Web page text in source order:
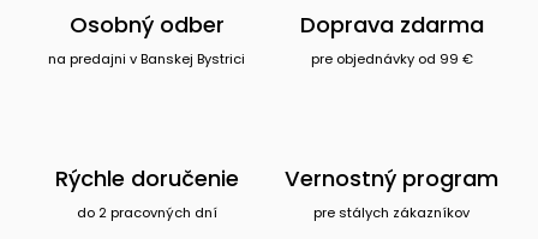
Osobný odber
na predajni v Banskej Bystrici
Doprava zdarma
pre objednávky od 99 €
Rýchle doručenie
do 2 pracovných dní
Vernostný program
pre stálych zákazníkov